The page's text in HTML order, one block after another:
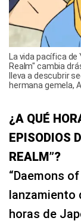
La vida pacífica
Realm" cambia
lleva a descubrir
hermana gemela,
¿A QUÉ
EPISODIOS
REALM”?
“Daemons
horas de